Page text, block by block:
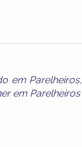
em Parelheiros,
em Parelheiros